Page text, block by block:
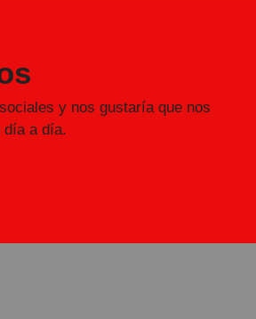
y nos gustaría que nos
día a día.